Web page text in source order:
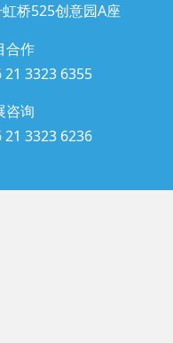
桥525创意园A座
合作
21 3323 6355
咨询
21 3323 6236